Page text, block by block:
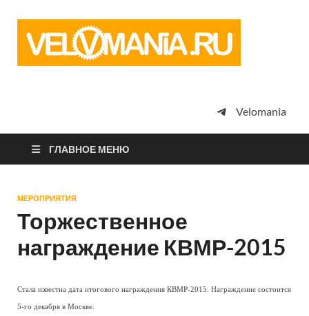
просто
Velomania
ГЛАВНОЕ МЕНЮ
МЕРОПРИЯТИЯ
Торжественное
награждение КВМР-2015
Стала известна дата итогового награждения КВМР-2015. Награждение состоится
5-го декабря в Москве.